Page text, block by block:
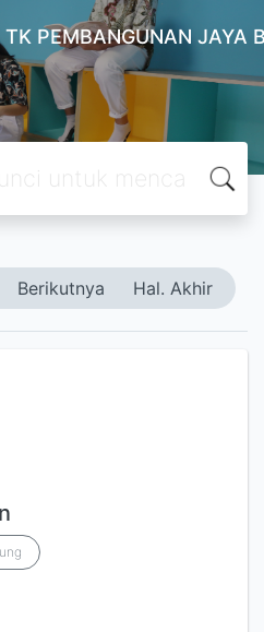
PEMBANGUNAN JAYA
Berikutnya Hal. Akhir